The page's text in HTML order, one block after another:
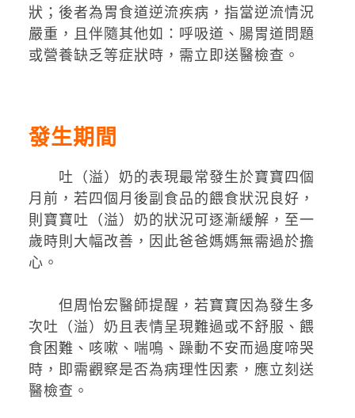
狀；後者為胃食道逆流疾病，指當逆流情況
嚴重，且伴隨其他如：呼吸道、腸胃道問題
或營養缺乏等症狀時，需立即送醫檢查。
發生期間
吐（溢）奶的表現最常發生於寶寶四個
月前，若四個月後副食品的餵食狀況良好，
則寶寶吐（溢）奶的狀況可逐漸緩解，至一
歲時則大幅改善，因此爸爸媽媽無需過於擔
心。
但周怡宏醫師提醒，若寶寶因為發生多
次吐（溢）奶且表情呈現難過或不舒服、餵
食困難、咳嗽、喘鳴、躁動不安而過度啼哭
時，即需觀察是否為病理性因素，應立刻送
醫檢查。